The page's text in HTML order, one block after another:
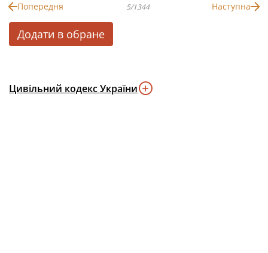
Попередня 5/1344 Наступна
Додати в обране
Цивільний кодекс України